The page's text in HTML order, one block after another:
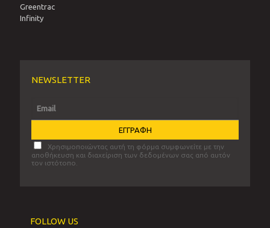
Greentrac
Infinity
NEWSLETTER
Χρησιμοποιώντας αυτή τη φόρμα συμφωνείτε με την
αποθήκευση και διαχείριση των δεδομένων σας από αυτόν
τον ιστότοπο.
FOLLOW US